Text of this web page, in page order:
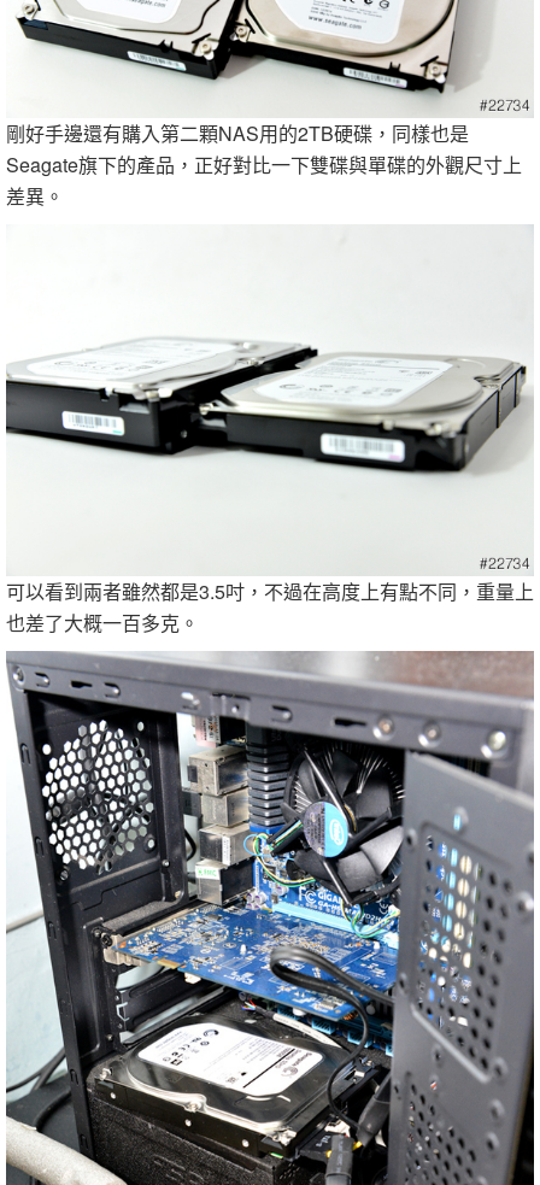
剛好手邊還有購入第二顆NAS用的2TB硬碟，同樣也是
Seagate旗下的產品，正好對比一下雙碟與單碟的外觀尺寸上
差異。
可以看到兩者雖然都是3.5吋，不過在高度上有點不同，重量上
也差了大概一百多克。